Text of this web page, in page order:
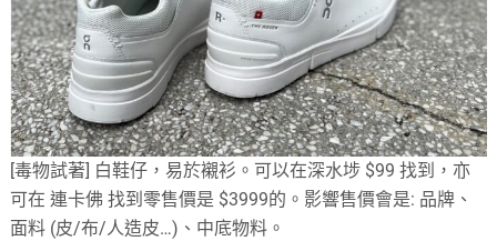
[毒物試著] 白鞋仔，易於襯衫。可以在深水埗 $99 找到，亦
可在 連卡佛 找到零售價是 $3999的。影響售價會是: 品牌、
面料 (皮/布/人造皮…)、中底物料。